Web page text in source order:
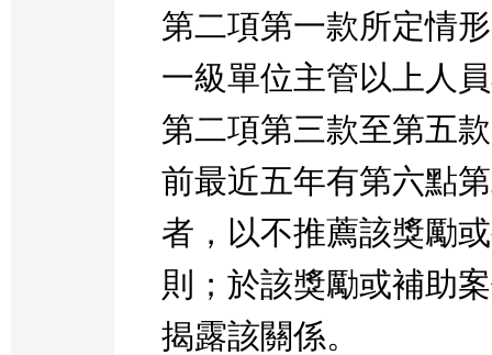
第二項第一款所定情
一級單位主管以上人
第二項第三款至第五
前最近五年有第六點
者，以不推薦該獎勵
則；於該獎勵或補助
揭露該關係。